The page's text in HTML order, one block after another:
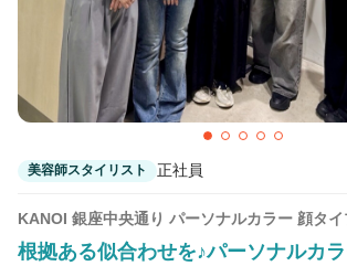
この条件の求人数115
検索する
美容師スタイリスト 正社員
KANOI 銀座中央通り パーソナルカラー 顔タ
根拠ある似合わせを♪パーソナルカ